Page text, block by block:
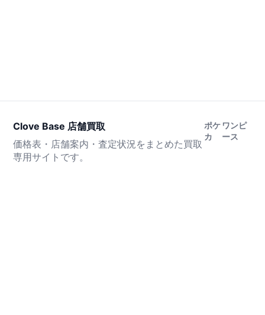
Clove Base 店舗買取
価格表・店舗案内・査定状況をまとめた買取
専用サイトです。
ポケ
カ
ワンピ
ース